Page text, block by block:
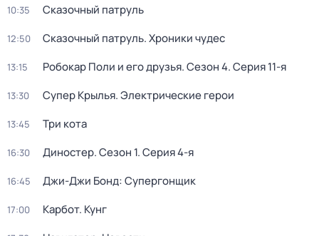
10:35 Сказочный патруль
12:50 Сказочный патруль. Хроники чудес
13:15 Робокар Поли и его друзья. Сезон 4. Серия 11-я
13:30 Супер Крылья. Электрические герои
13:45 Три кота
16:30 Диностер. Сезон 1. Серия 4-я
16:45 Джи-Джи Бонд: Супергонщик
17:00 Карбот. Кунг